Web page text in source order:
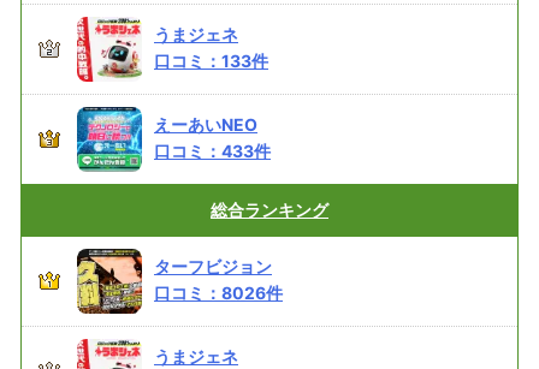
うまジェネ
口コミ： 133件
えーあいNEO
口コミ： 433件
総合ランキング
ターフビジョン
口コミ： 8026件
うまジェネ